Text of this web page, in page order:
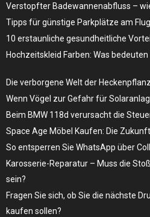
Verstopfter Badewannenabfluss –
Tipps für günstige Parkplätze am
10 erstaunliche gesundheitliche
Hochzeitskleid Farben: Was bedeuten
Die verborgene Welt der
Wenn Vögel zur Gefahr für
Beim BMW 118d verursacht die
Space Age Möbel Kaufen: Die
So entsperren Sie WhatsApp über
Karosserie-Reparatur – Muss die
sein?
Fragen Sie sich, ob Sie die nächste
kaufen sollen?